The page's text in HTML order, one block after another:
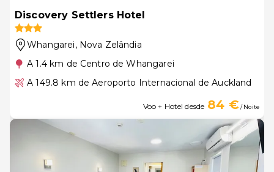
Discovery Settlers Hotel
Whangarei, Nova Zelândia
A 1.4 km de Centro de Whangarei
A 149.8 km de Aeroporto Internacional de Auckland
Voo + Hotel desde 84 €/ Noite